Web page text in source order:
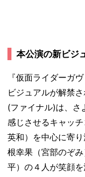
本公演の新ビジ
『仮面ライダーガ
ビジュアルが解禁
(ファイナル)は、さ
感じさせるキャッ
英和）を中心に寄
根幸果（宮部のぞ
平）の４人が笑顔を